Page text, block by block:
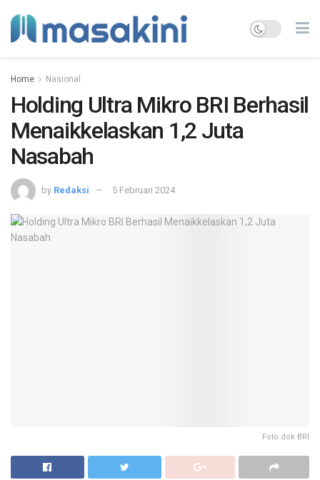
Home Nasional
Holding Ultra Mikro BRI Berhasil
Menaikkelaskan 1,2 Juta
Nasabah
by Redaksi 5 Februari 2024
Foto dok BRI